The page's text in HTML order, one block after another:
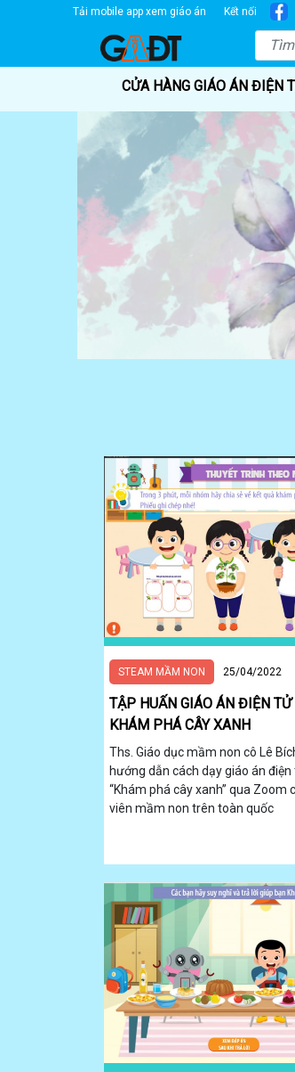
Tải mobile app xem giáo án Kết nối
CỬA HÀNG GIÁO ÁN ĐIỆN
STEAM MẦM NON 25/04/2022
TẬP HUẤN GIÁO ÁN ĐIỆN
KHÁM PHÁ CÂY XANH
Ths. Giáo dục mầm non cô Lê
hướng dẫn cách dạy giáo án
“Khám phá cây xanh” qua Zoom
viên mầm non trên toàn quốc